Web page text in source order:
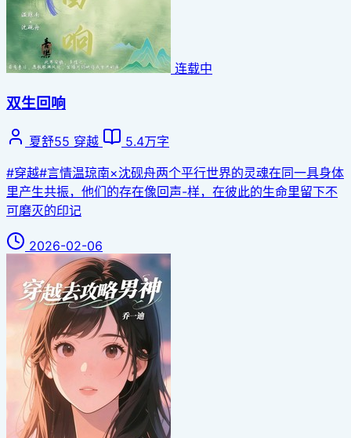
连载中
双生回响
夏舒55 穿越
5.4万字
#穿越#言情温琼南×沈砚舟两个平行世界的灵魂在同一具身体
里产生共振，他们的存在像回声-样，在彼此的生命里留下不
可磨灭的印记
2026-02-06